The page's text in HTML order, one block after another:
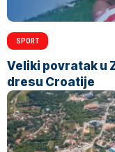
SPORT
Veliki povratak u
dresu Croatije